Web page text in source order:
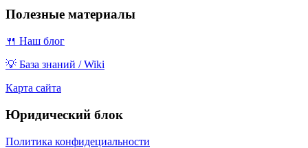
Полезные материалы
🍴 Наш блог
💡 База знаний / Wiki
Карта сайта
Юридический блок
Политика конфидециальности